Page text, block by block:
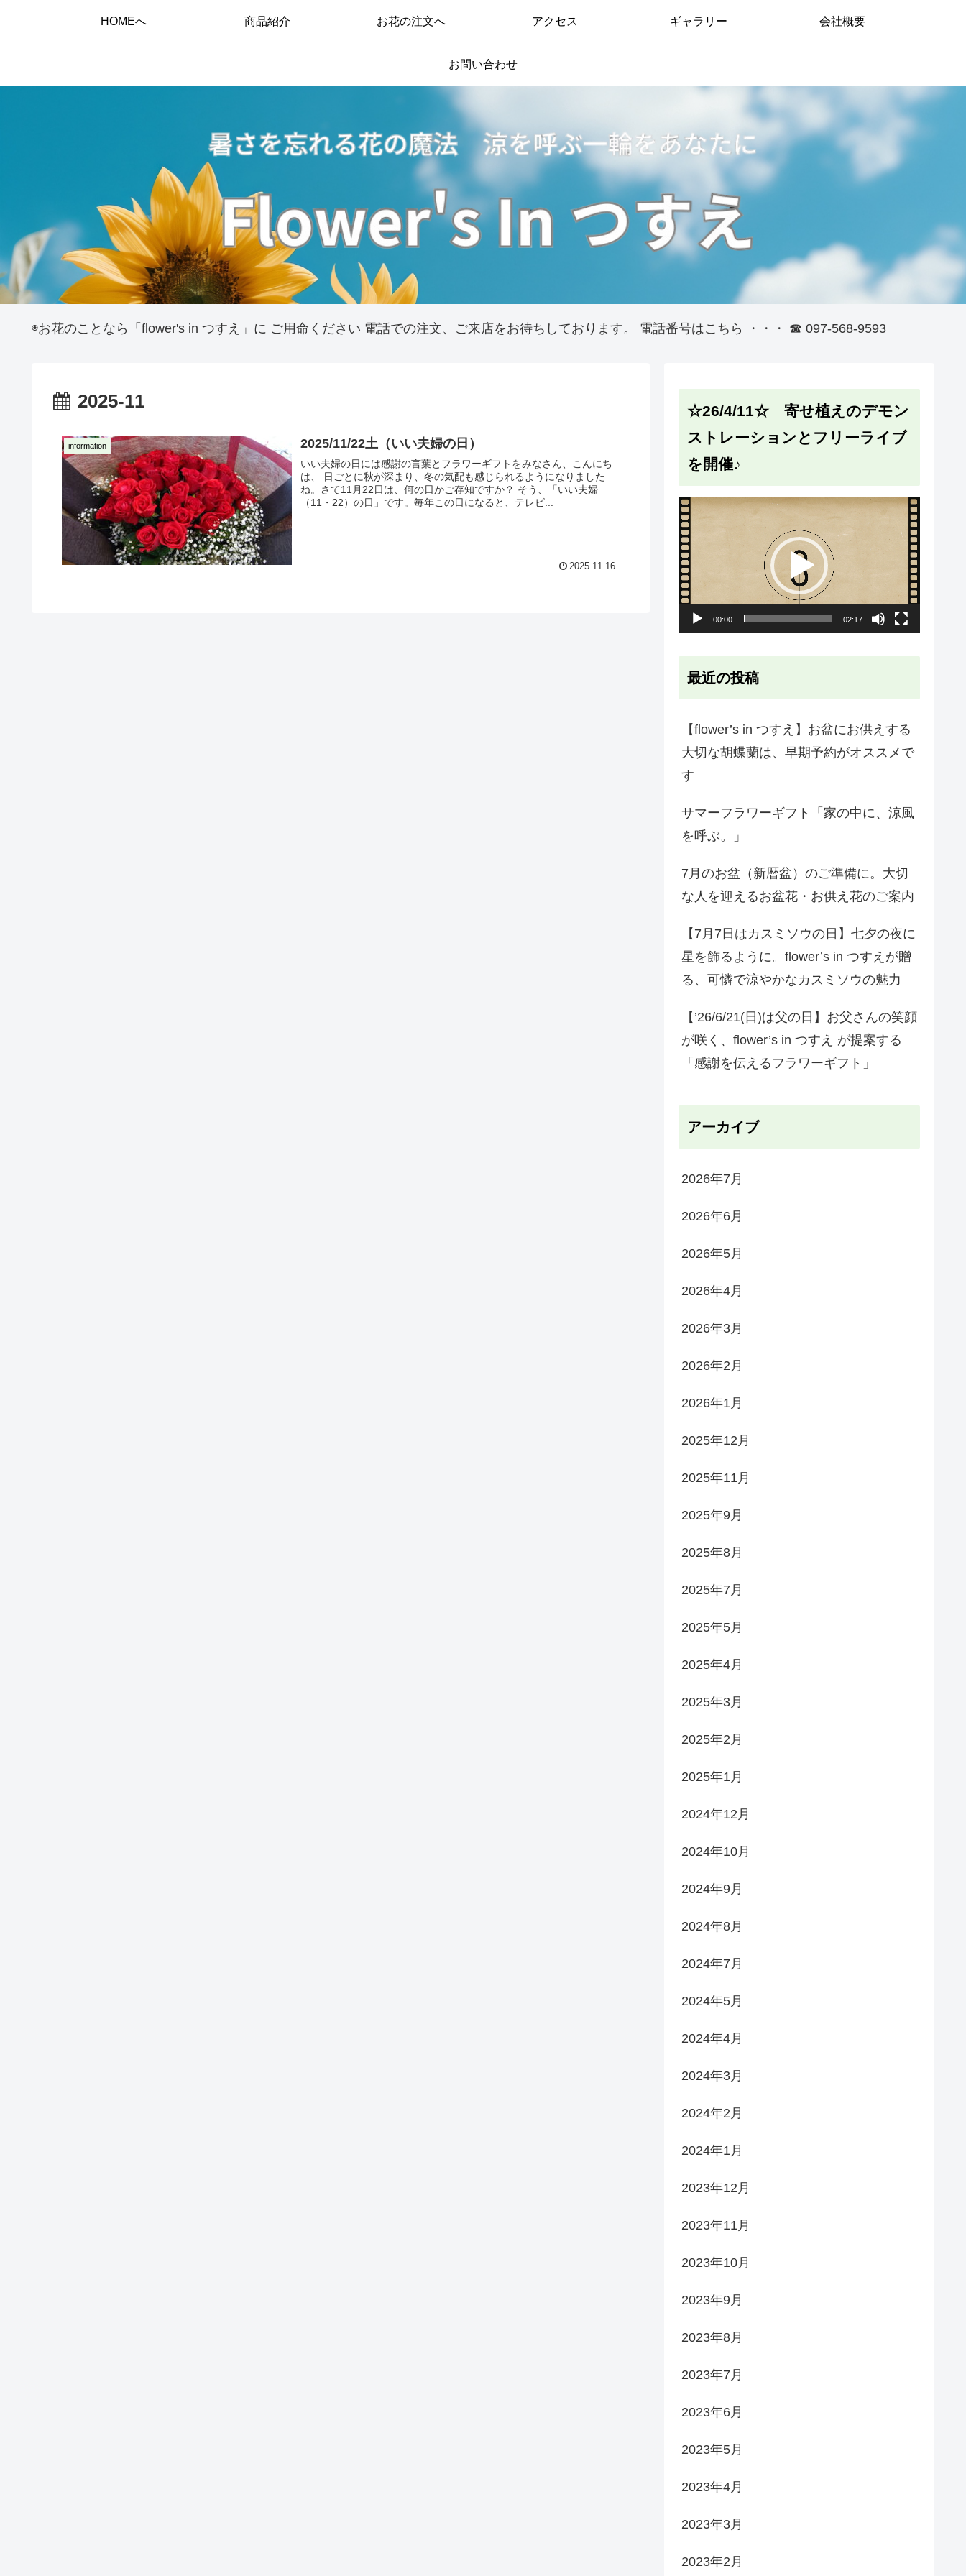
HOMEへ 商品紹介 お花の注文へ アクセス ギャラリー 会社概要
お問い合わせ
◉お花のことなら「flower's in つすえ」に ご用命ください 電話での注文、ご来店をお待ちしております。 電話番号はこちら ・・・ ☎ 097-568-9593
2025-11
information 2025/11/22土（いい夫婦の日）
いい夫婦の日には感謝の言葉とフラワーギフトをみなさん、こんにち
は、 日ごとに秋が深まり、冬の気配も感じられるようになりました
ね。さて11月22日は、何の日かご存知ですか？ そう、「いい夫婦
（11・22）の日」です。毎年この日になると、テレビ...
2025.11.16
☆26/4/11☆ 寄せ植えのデモン
ストレーションとフリーライブ
を開催♪
動
画
プ
レ
ー
00:00 02:17
最近の投稿
【flower’s in つすえ】お盆にお供えする
大切な胡蝶蘭は、早期予約がオススメで
す
サマーフラワーギフト「家の中に、涼風
を呼ぶ。」
7月のお盆（新暦盆）のご準備に。大切
な人を迎えるお盆花・お供え花のご案内
【7月7日はカスミソウの日】七夕の夜に
星を飾るように。flower’s in つすえが贈
る、可憐で涼やかなカスミソウの魅力
【’26/6/21(日)は父の日】お父さんの笑顔
が咲く、flower’s in つすえ が提案する
「感謝を伝えるフラワーギフト」
アーカイブ
2026年7月
2026年6月
2026年5月
2026年4月
2026年3月
2026年2月
2026年1月
2025年12月
2025年11月
2025年9月
2025年8月
2025年7月
2025年5月
2025年4月
2025年3月
2025年2月
2025年1月
2024年12月
2024年10月
2024年9月
2024年8月
2024年7月
2024年5月
2024年4月
2024年3月
2024年2月
2024年1月
2023年12月
2023年11月
2023年10月
2023年9月
2023年8月
2023年7月
2023年6月
2023年5月
2023年4月
2023年3月
2023年2月